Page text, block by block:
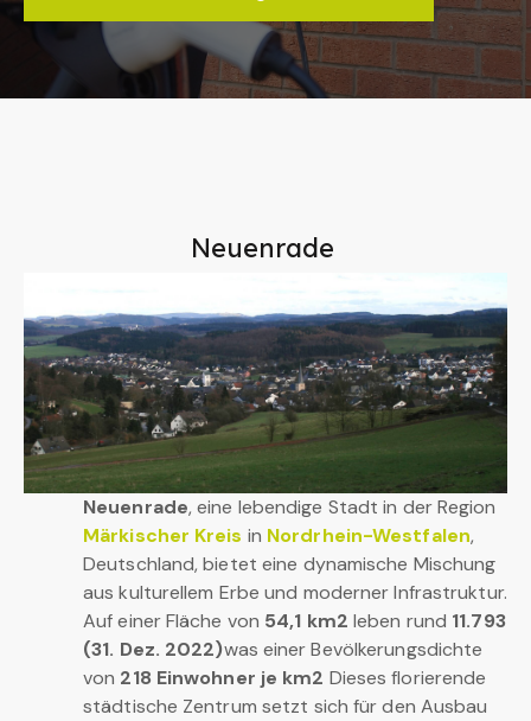
Neuenrade
Neuenrade, eine lebendige Stadt in der Region
Märkischer Kreis in Nordrhein-Westfalen,
Deutschland, bietet eine dynamische Mischung
aus kulturellem Erbe und moderner Infrastruktur.
Auf einer Fläche von 54,1 km2 leben rund 11.793
(31. Dez. 2022)was einer Bevölkerungsdichte
von 218 Einwohner je km2 Dieses florierende
städtische Zentrum setzt sich für den Ausbau